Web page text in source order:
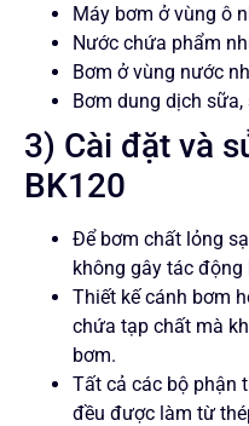
Máy bơm ở vùng ô
Nước chứa phẩm
Bơm ở vùng nước
Bơm dung dịch
3) Cài đặt và
BK120
Để bơm chất lỏng
không gây tác
Thiết kế cánh bơm
chứa tạp chất mà
bơm.
Tất cả các bộ phận
đều được làm từ